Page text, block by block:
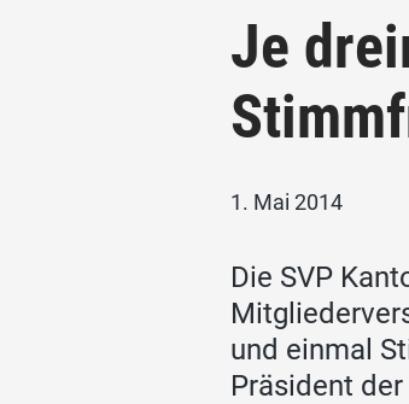
Je
1. Mai 2014
Die SVP
und einmal
Präsident